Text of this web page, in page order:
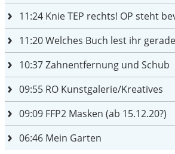
11:24 Knie TEP rechts! OP steht
11:20Welches Buch lest ihr
10:37Zahnentfernung und Schub
09:55 RO Kunstgalerie/Kreatives
09:09 FFP2 Masken (ab 15.12.20?)
06:46 Mein Garten